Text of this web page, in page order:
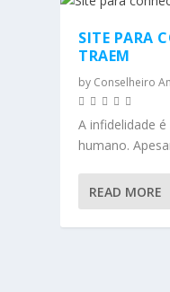
SITE PARA
TRAEM
by Conselheiro
A infidelidade
humano.
READ MORE